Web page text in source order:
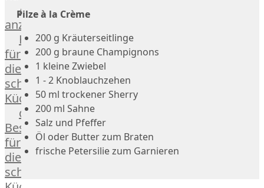
Rotwild
Elch
Dry-
Aged
Burger
Würstchen
Traditionell
klassisch
Außergewöhnlich
&
exotisch
Alle
anzeigen
Hausmannskost
für
die
schnelle
Küche
das
Besondere
für
die
schnelle
Pilze à la Crème
200 g Kräuterseitlinge
200 g braune Champignons
1 kleine Zwiebel
1 - 2 Knoblauchzehen
50 ml trockener Sherry
200 ml Sahne
Salz und Pfeffer
Öl oder Butter zum Braten
frische Petersilie zum Garnieren